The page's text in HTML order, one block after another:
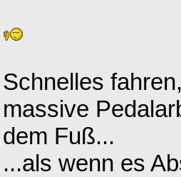
Schnelles
massive
dem Fuß...
...als wenn es